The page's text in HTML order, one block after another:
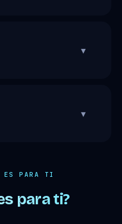
▾
▾
PARA TI
para ti?